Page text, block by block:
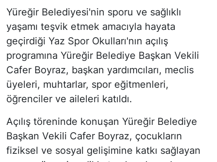
Yüreğir Belediyesi'nin sporu ve sağlıklı
yaşamı teşvik etmek amacıyla hayata
geçirdiği Yaz Spor Okulları'nın açılış
programına Yüreğir Belediye Başkan Vekili
Cafer Boyraz, başkan yardımcıları, meclis
üyeleri, muhtarlar, spor eğitmenleri,
öğrenciler ve aileleri katıldı.
Açılış töreninde konuşan Yüreğir Belediye
Başkan Vekili Cafer Boyraz, çocukların
fiziksel ve sosyal gelişimine katkı sağlayan